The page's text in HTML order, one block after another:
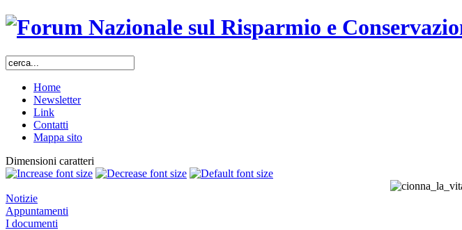
Home
Newsletter
Link
Contatti
Mappa sito
Dimensioni caratteri
Notizie
Appuntamenti
I documenti